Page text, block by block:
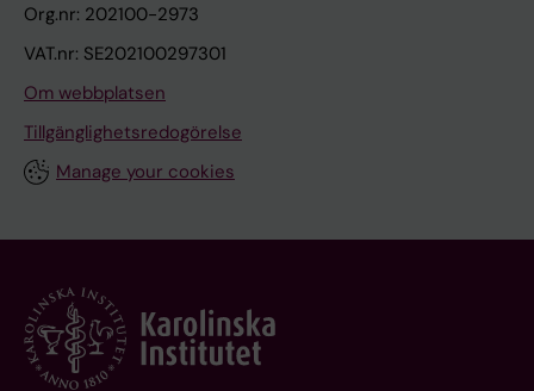
Org.nr: 202100-2973
VAT.nr: SE202100297301
Om webbplatsen
Tillgänglighetsredogörelse
Manage your cookies